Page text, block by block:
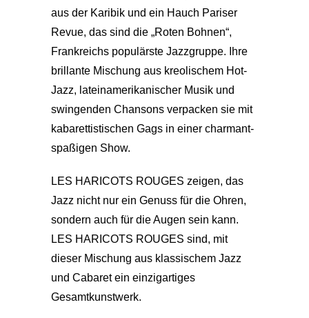
aus der Karibik und ein Hauch Pariser
Revue, das sind die „Roten Bohnen“,
Frankreichs populärste Jazzgruppe. Ihre
brillante Mischung aus kreolischem Hot-
Jazz, lateinamerikanischer Musik und
swingenden Chansons verpacken sie mit
kabarettistischen Gags in einer charmant-
spaßigen Show.
LES HARICOTS ROUGES zeigen, das
Jazz nicht nur ein Genuss für die Ohren,
sondern auch für die Augen sein kann.
LES HARICOTS ROUGES sind, mit
dieser Mischung aus klassischem Jazz
und Cabaret ein einzigartiges
Gesamtkunstwerk.